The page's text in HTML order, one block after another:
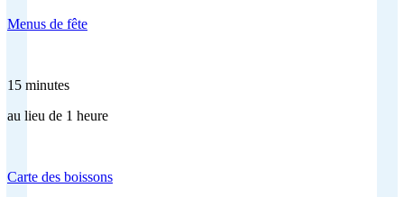
Menus de fête
15 minutes
au lieu de 1 heure
Carte des boissons